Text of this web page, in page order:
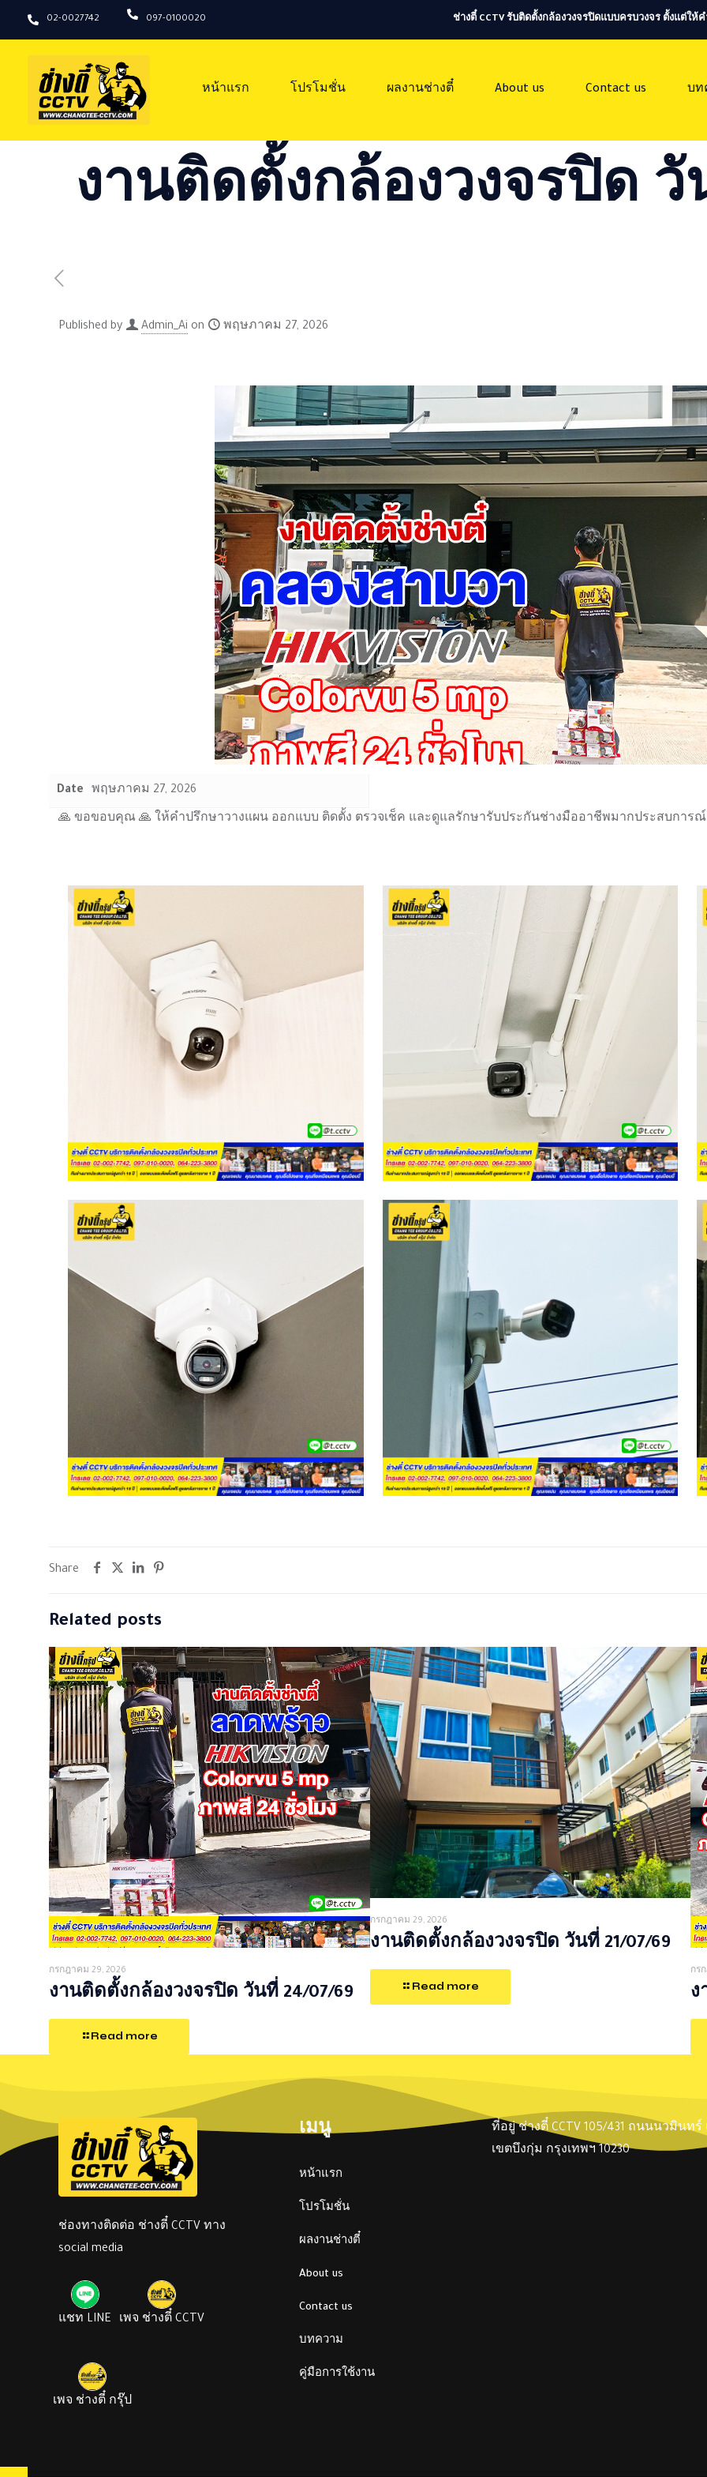
02-0027742 097-0100020 ช่างตี๋ CCTV รับติดตั้งกล้องวงจรปิดแบบครบวงจร ตั้งแต่
หน้าแรก โปรโมชั่น ผลงานช่างตี๋ About us Contact us บท
งานติดตั้งกล้องวงจรปิด วั
Published by Admin_Ai on พฤษภาคม 27, 2026
Date พฤษภาคม 27, 2026
🙏 ขอขอบคุณ 🙏 ให้คำปรึกษาวางแผน ออกแบบ ติดตั้ง ตรวจเช็ค และดูแลรักษารับประกันช่างมืออาชีพมากประสบการณ์
Share
Related posts
กรกฎาคม 29, 2026
งานติดตั้งกล้องวงจรปิด วันที่ 24/07/69
Read more
กรกฎาคม 29, 2026
งานติดตั้งกล้องวงจรปิด วันที่ 21/07/69
Read more
กร
ง
ช่องทางติดต่อ ช่างตี๋ CCTV ทาง
social media
แชท LINE เพจ ช่างตี๋ CCTV
เพจ ช่างตี๋ กรุ๊ป
เมนู
หน้าแรก
โปรโมชั่น
ผลงานช่างตี๋
About us
Contact us
บทความ
คู่มือการใช้งาน
ที่อยู่ ช่างตี๋ CCTV 105/431 ถนนนวมินท
เขตบึงกุ่ม กรุงเทพฯ 10230